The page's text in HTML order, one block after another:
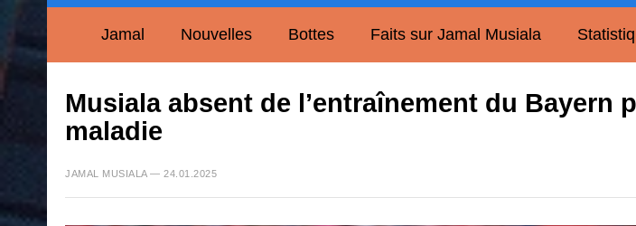
Jamal Nouvelles Bottes Faits sur Jamal Musiala
Musiala absent de l’entraînement du Bayern
maladie
JAMAL MUSIALA — 24.01.2025